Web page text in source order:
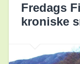
Fredags
kroniske